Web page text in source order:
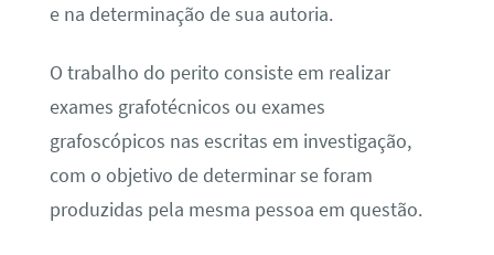
e na determinação de sua autoria.
O trabalho do perito consiste em realizar
exames grafotécnicos ou exames
grafoscópicos nas escritas em investigação,
com o objetivo de determinar se foram
produzidas pela mesma pessoa em questão.